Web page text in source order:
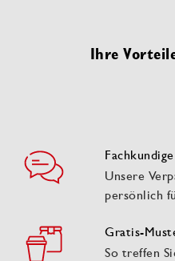
Ihre
Unsere
persönlich
Gratis-
So treffen